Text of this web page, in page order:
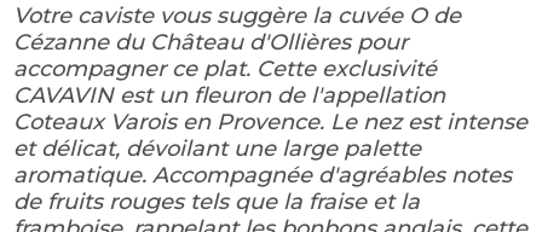
Votre caviste vous suggère la cuvée O de
Cézanne du Château d'Ollières pour
accompagner ce plat. Cette exclusivité
CAVAVIN est un fleuron de l'appellation
Coteaux Varois en Provence. Le nez est intense
et délicat, dévoilant une large palette
aromatique. Accompagnée d'agréables notes
de fruits rouges tels que la fraise et la